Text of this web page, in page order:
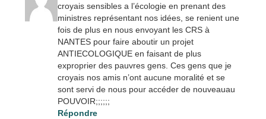
croyais sensibles a l’écologie en prenant des
ministres représentant nos idées, se renient une
fois de plus en nous envoyant les CRS à
NANTES pour faire aboutir un projet
ANTIECOLOGIQUE en faisant de plus
exproprier des pauvres gens. Ces gens que je
croyais nos amis n’ont aucune moralité et se
sont servi de nous pour accéder de nouveauau
POUVOIR;;;;;;
Répondre